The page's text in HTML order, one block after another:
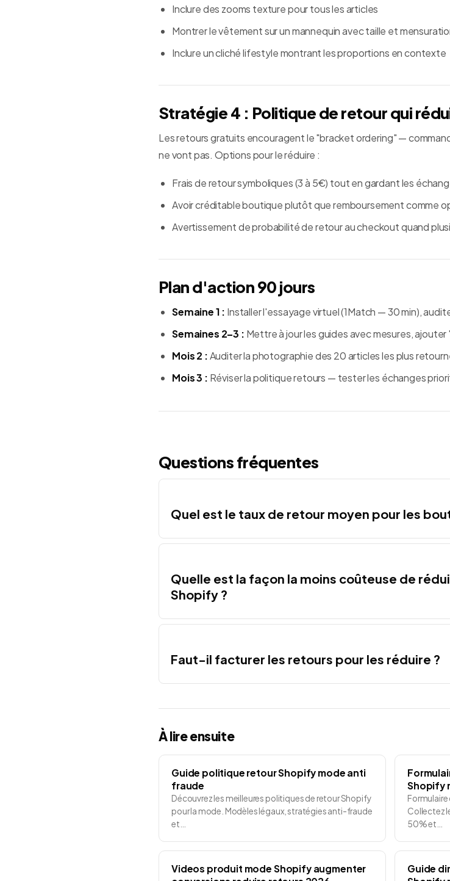
Inclure des zooms texture pour tous les articles
Montrer le vêtement sur un mannequin avec taille et
Inclure un cliché lifestyle montrant les proportions en contexte
Stratégie 4 : Politique de retour qui
Les retours gratuits encouragent le "bracket ordering" —
ne vont pas. Options pour le réduire :
Frais de retour symboliques (3 à 5€) tout en gardant les
Avoir créditable boutique plutôt que remboursement comme
Avertissement de probabilité de retour au checkout quand
Plan d'action 90 jours
Semaine 1 : Installer l'essayage virtuel (1Match — 30 min),
Semaines 2–3 : Mettre à jour les guides avec mesures,
Mois 2 :Auditer la photographie des 20 articles les plus
Mois 3 : Réviser la politique retours — tester les échanges
Questions fréquentes
Quel est le taux de retour moyen pour les
Quelle est la façon la moins coûteuse de
Shopify ?
Faut-il facturer les retours pour les réduire ?
À lire ensuite
Guide politique retour Shopify mode anti
fraude
Découvrez les meilleures politiques de retour Shopify
pour la mode. Modèles légaux, stratégies anti-fraude
et…
Shopify
Collectez
50% et…
Videos produit mode Shopify augmenter
Guide